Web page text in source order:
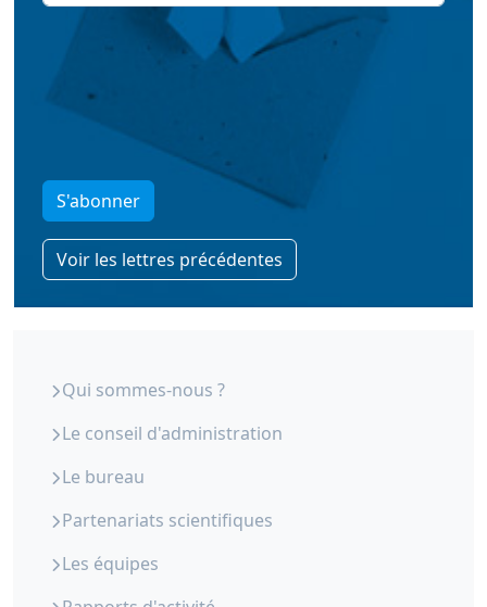
S'abonner
Voir les lettres précédentes
Qui sommes-nous ?
Le conseil d'administration
Le bureau
Partenariats scientifiques
Les équipes